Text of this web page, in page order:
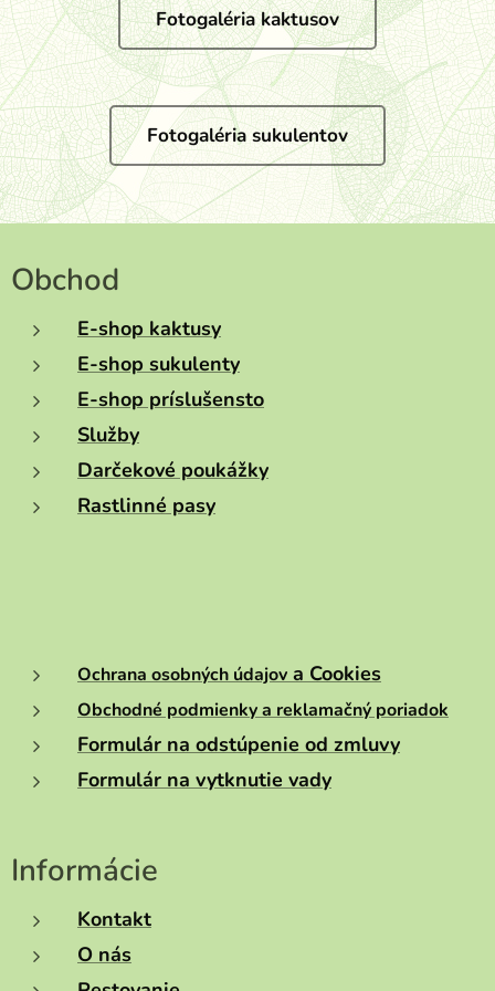
Fotogaléria kaktusov
Fotogaléria sukulentov
Obchod
E-shop kaktusy
E-shop sukulenty
E-shop príslušensto
Služby
Darčekové poukážky
Rastlinné pasy
Ochrana osobných údajov a Cookies
Obchodné podmienky a reklamačný poriadok
Formulár na odstúpenie od zmluvy
Formulár na vytknutie vady
Informácie
Kontakt
O nás